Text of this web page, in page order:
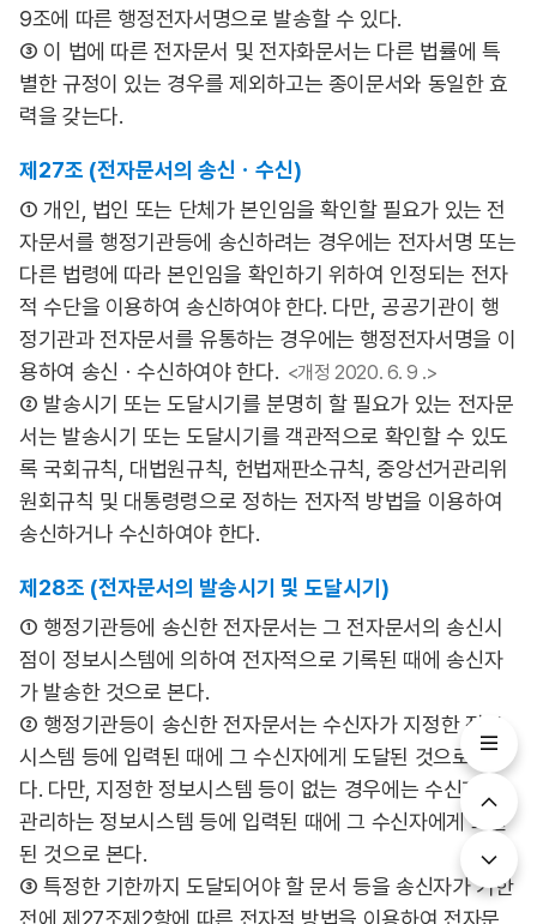
9조에 따른 행정전자서명으로 발송할 수 있다.
③ 이 법에 따른 전자문서 및 전자화문서는 다른 법률에 특
별한 규정이 있는 경우를 제외하고는 종이문서와 동일한 효
력을 갖는다.
제27조 (전자문서의 송신ㆍ수신)
① 개인, 법인 또는 단체가 본인임을 확인할 필요가 있는 전
자문서를 행정기관등에 송신하려는 경우에는 전자서명 또는
다른 법령에 따라 본인임을 확인하기 위하여 인정되는 전자
적 수단을 이용하여 송신하여야 한다. 다만, 공공기관이 행
정기관과 전자문서를 유통하는 경우에는 행정전자서명을 이
용하여 송신ㆍ수신하여야 한다. <개정 2020. 6. 9 .>
② 발송시기 또는 도달시기를 분명히 할 필요가 있는 전자문
서는 발송시기 또는 도달시기를 객관적으로 확인할 수 있도
록 국회규칙, 대법원규칙, 헌법재판소규칙, 중앙선거관리위
원회규칙 및 대통령령으로 정하는 전자적 방법을 이용하여
송신하거나 수신하여야 한다.
제28조 (전자문서의 발송시기 및 도달시기)
① 행정기관등에 송신한 전자문서는 그 전자문서의 송신시
점이 정보시스템에 의하여 전자적으로 기록된 때에 송신자
가 발송한 것으로 본다.
② 행정기관등이 송신한 전자문서는 수신자가 지정한 정보
시스템 등에 입력된 때에 그 수신자에게 도달된 것으로 본
다. 다만, 지정한 정보시스템 등이 없는 경우에는 수신자가
관리하는 정보시스템 등에 입력된 때에 그 수신자에게 도달
된 것으로 본다.
③ 특정한 기한까지 도달되어야 할 문서 등을 송신자가 기한
전에 제27조제2항에 따른 전자적 방법을 이용하여 전자문